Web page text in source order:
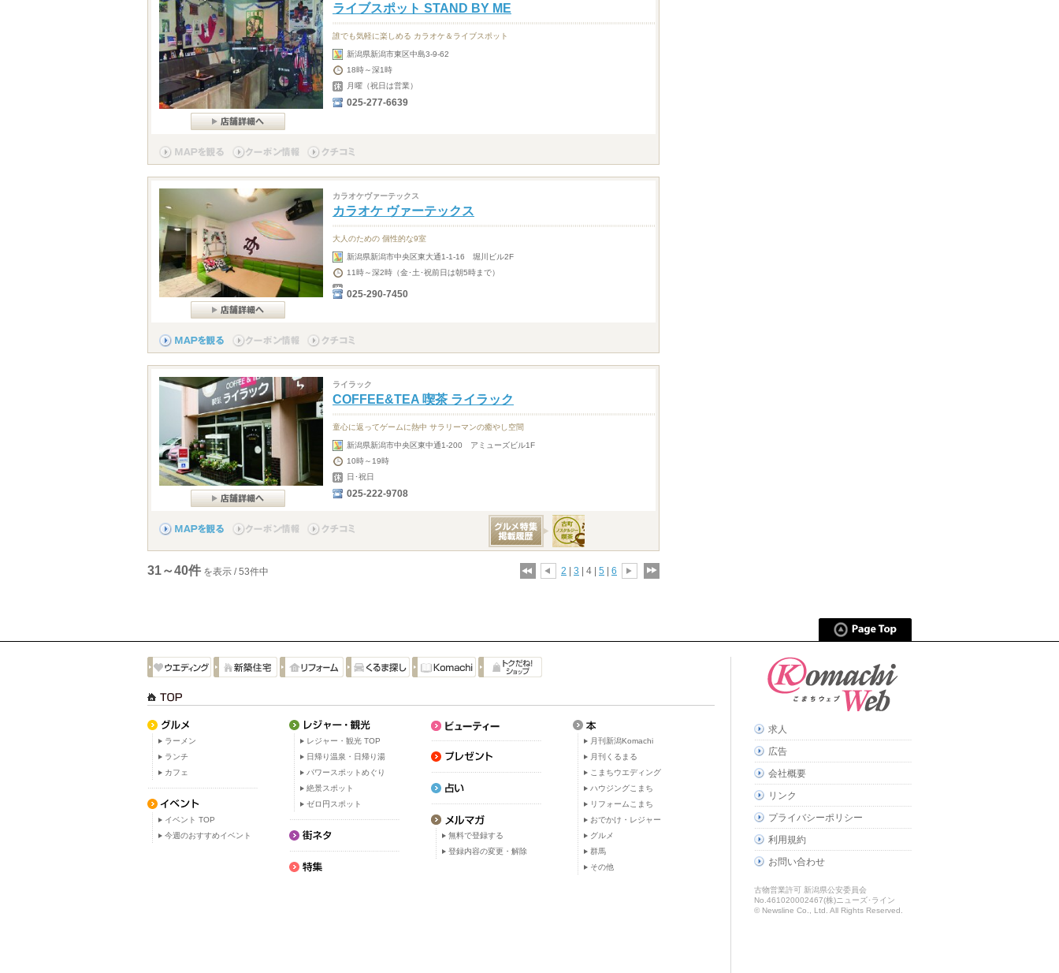
ライブスポット STAND BY ME
誰でも気軽に楽しめる カラオケ＆ライブスポット
新潟県新潟市東区中島3-9-62
18時～深1時
月曜（祝日は営業）
025-277-6639
カラオケヴァーテックス
カラオケ ヴァーテックス
大人のための 個性的な9室
新潟県新潟市中央区東大通1-1-16 堀川ビル2F
11時～深2時（金･土･祝前日は朝5時まで）
025-290-7450
ライラック
COFFEE&TEA 喫茶 ライラック
童心に返ってゲームに熱中 サラリーマンの癒やし空間
新潟県新潟市中央区東中通1-200 アミューズビル1F
10時～19時
日･祝日
025-222-9708
31～40件 を表示 / 53件中 2 | 3 | 4 | 5 | 6
ラーメン
ランチ
カフェ
イベント TOP
今週のおすすめイベント
レジャー・観光 TOP
日帰り温泉・日帰り湯
パワースポットめぐり
絶景スポット
ゼロ円スポット
無料で登録する
登録内容の変更・解除
月刊新潟Komachi
月刊くるまる
こまちウエディング
ハウジングこまち
リフォームこまち
おでかけ・レジャー
グルメ
群馬
その他
求人
広告
会社概要
リンク
プライバシーポリシー
利用規約
お問い合わせ
古物営業許可 新潟県公安委員会
No.461020002467(株)ニューズ･ライン
© Newsline Co., Ltd. All Rights Reserved.